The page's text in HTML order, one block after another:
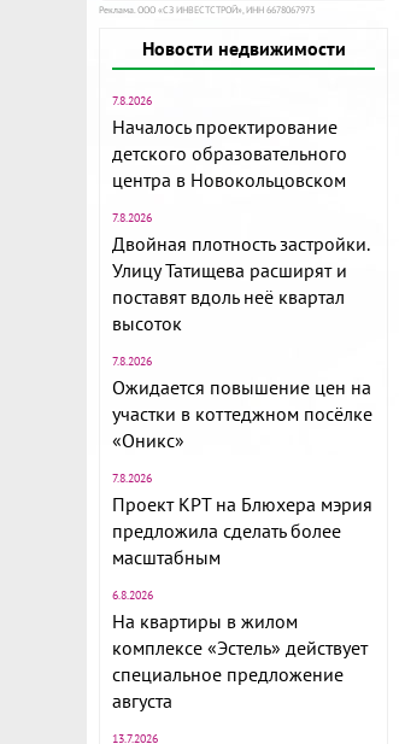
Реклама. ООО «СЗ ИНВЕСТСТРОЙ», ИНН 6678067973
Новости недвижимости
7.8.2026
Началось проектирование
детского образовательного
центра в Новокольцовском
7.8.2026
Двойная плотность застройки.
Улицу Татищева расширят и
поставят вдоль неё квартал
высоток
7.8.2026
Ожидается повышение цен на
участки в коттеджном посёлке
«Оникс»
7.8.2026
Проект КРТ на Блюхера мэрия
предложила сделать более
масштабным
6.8.2026
На квартиры в жилом
комплексе «Эстель» действует
специальное предложение
августа
13.7.2026